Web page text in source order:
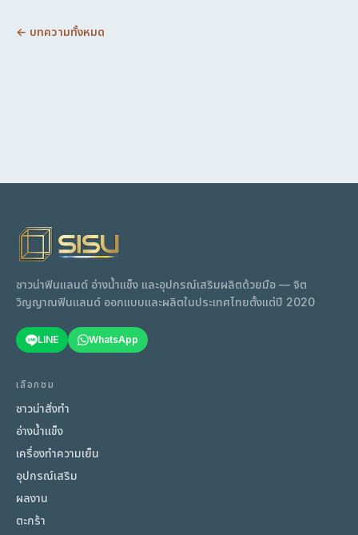
← บทความทั้งหมด
ซาวน่าฟินแลนด์ อ่างน้ำแข็ง และอุปกรณ์เสริมผลิตด้วยมือ — จิต
วิญญาณฟินแลนด์ ออกแบบและผลิตในประเทศไทยตั้งแต่ปี 2020
LINE WhatsApp
เลือกชม
ซาวน่าสั่งทำ
อ่างน้ำแข็ง
เครื่องทำความเย็น
อุปกรณ์เสริม
ผลงาน
ตะกร้า